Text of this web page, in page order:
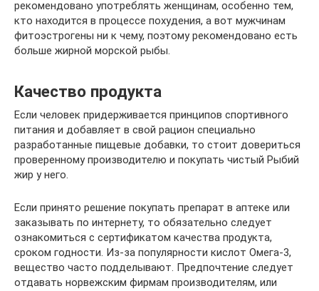
рекомендовано употреблять женщинам, особенно тем,
кто находится в процессе похудения, а вот мужчинам
фитоэстрогены ни к чему, поэтому рекомендовано есть
больше жирной морской рыбы.
Качество продукта
Если человек придерживается принципов спортивного
питания и добавляет в свой рацион специально
разработанные пищевые добавки, то стоит довериться
проверенному производителю и покупать чистый Рыбий
жир у него.
Если принято решение покупать препарат в аптеке или
заказывать по интернету, то обязательно следует
ознакомиться с сертификатом качества продукта,
сроком годности. Из-за популярности кислот Омега-3,
вещество часто подделывают. Предпочтение следует
отдавать норвежским фирмам производителям, или